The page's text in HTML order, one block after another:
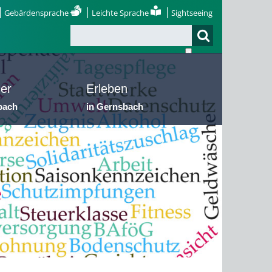
Gebärdensprache Leichte Sprache Sightseeing
Erleben
in Gernsbach